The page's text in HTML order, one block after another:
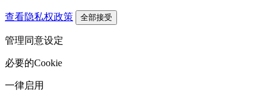
查看隐私权政策 全部接受
管理同意设定
必要的Cookie
一律启用